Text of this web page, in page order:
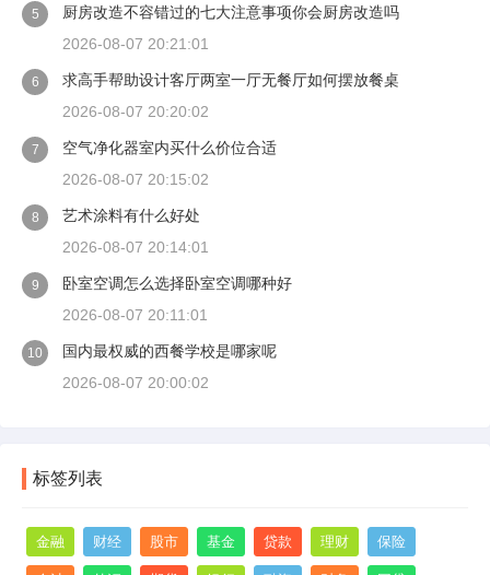
5
厨房改造不容错过的七大注意事项你会厨房改造吗
2026-08-07 20:21:01
6
求高手帮助设计客厅两室一厅无餐厅如何摆放餐桌
2026-08-07 20:20:02
7
空气净化器室内买什么价位合适
2026-08-07 20:15:02
8
艺术涂料有什么好处
2026-08-07 20:14:01
9
卧室空调怎么选择卧室空调哪种好
2026-08-07 20:11:01
10
国内最权威的西餐学校是哪家呢
2026-08-07 20:00:02
标签列表
金融 财经 股市 基金 贷款 理财 保险